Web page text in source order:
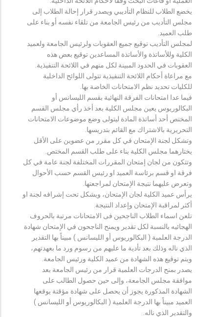
يخضع الطلاب للنظام التأديبي ويصدر قرار إحالة الطلاب إلى
مجلس التأديب من رئيس الجامعة من تلقاء نفسه أو بناء على
طلب العميد.
لمجلس التأديب توقيع جميع العقوبات ولرئيس الجامعة ولعميد
الكلية وللأساتذة والأساتذة المساعدين توقيع بعض هذه
العقوبات في الحدود المبينة لكل منهم في اللائحة التنفيذية.
مع مراعاة أحكام اللائحة التنفيذية تتولى اللوائح الداخلية
للكليات تحديد نظم الامتحانات الخاصة بها.
فيما عدا امتحانات الفرقة النهائية بقسم الليسانس أو
البكالوريوس يعين مجلس الكلية بعد أخذ رأي مجلس القسم
المختص أحد أساتذة المادة ليتولى وضع موضوعات الامتحانات
التحريرية بالاشتراك مع القائم بتدريسها.
وتشكل لجنة الإمتحان في كل مقرر من عضوين على الأقل
يختارهما مجلس الكلية بناء على طلب القسم المختص.
وتتكون من لجان إمتحان المقررات المختلفة لجنة عامة في كل
فرقة او قسم برئاسة العميد او رئيس القسم حسب الأحوال
وتعرض عليهما نتيجة الإمتحان لمراجعتها.
يرأس عميد الكلية لجان الإمتحان، ويشكل تحت إشرافه لجنة او
أكثر لمراقبة الإمتحان وإعداد النتيجة.
تلعن اسماء الطلاب الناجحين فى الامتحانات مرتبة بالحروف
الهجائيه بالنسبة لكل تقدير ويمنح الناجحون في الإمتحان شهادة
الدرجة العلمية ( البكالوريوس أو الليسانس ) مبيناً بها التقدير
الذي ناله وذلك بعد تأدية ما عليهم من رسوم ورد ما بعهدتهم،
ويتم توقيع هذه الشهادة من عميد الكلية ورئيس الجامعة.
يصدر بمنح الدرجات العلمية قرار من رئيس الجامعة بعد
موافقة مجلس الجامعة، وإلى حين حصول الطالب على
الشهادة المذكورة يجوز أن يحصل على شهادة مؤقتة يوقعها
العميد مبيناً بها الدرجة العلمية ( البكالوريوس أو الليسانس )
والتقدير الذي ناله.